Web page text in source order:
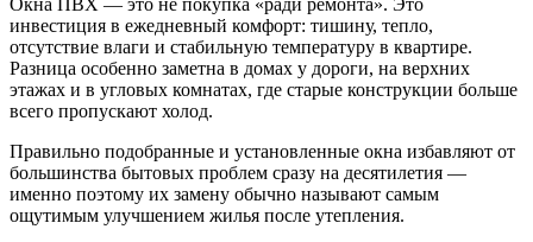
инвестиция в ежедневный комфорт: тишину, тепло,
отсутствие влаги и стабильную температуру в квартире.
Разница особенно заметна в домах у дороги, на верхних
этажах и в угловых комнатах, где старые конструкции больше
всего пропускают холод.
Правильно подобранные и установленные окна избавляют от
большинства бытовых проблем сразу на десятилетия —
именно поэтому их замену обычно называют самым
ощутимым улучшением жилья после утепления.